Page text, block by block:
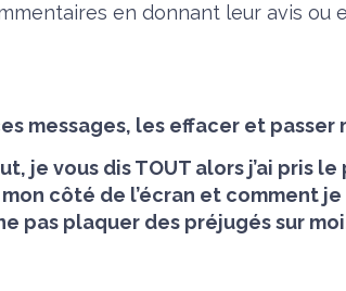
en donnant leur avis ou
messages, les effacer et passer
je vous dis TOUT alors j’ai
côté de l’écran et comment
pas plaquer des préjugés sur